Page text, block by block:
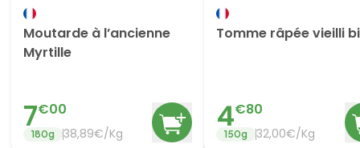
Moutarde à l’ancienne
Myrtille
7€00
180g 38,89€/Kg
Tomme râpée vieilli
4€80
150g 32,00€/Kg